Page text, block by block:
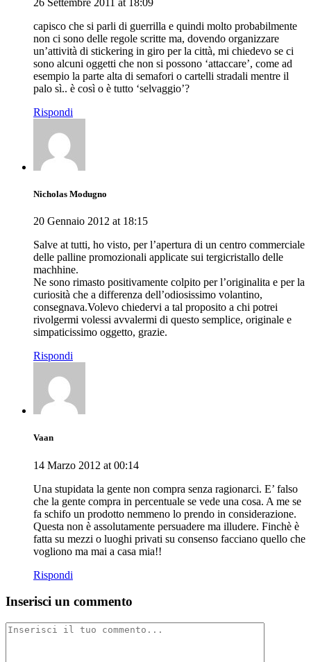
capisco che si parli di guerrilla e quindi molto probabilmente
non ci sono delle regole scritte ma, dovendo organizzare
un’attività di stickering in giro per la città, mi chiedevo se ci
sono alcuni oggetti che non si possono ‘attaccare’, come ad
esempio la parte alta di semafori o cartelli stradali mentre il
palo sì.. è così o è tutto ‘selvaggio’?
Rispondi
Nicholas Modugno
20 Gennaio 2012 at 18:15
Salve at tutti, ho visto, per l’apertura di un centro commerciale
delle palline promozionali applicate sui tergicristallo delle
machhine.
Ne sono rimasto positivamente colpito per l’originalita e per la
curiosità che a differenza dell’odiosissimo volantino,
consegnava.Volevo chiedervi a tal proposito a chi potrei
rivolgermi volessi avvalermi di questo semplice, originale e
simpaticissimo oggetto, grazie.
Rispondi
Vaan
14 Marzo 2012 at 00:14
Una stupidata la gente non compra senza ragionarci. E’ falso
che la gente compra in percentuale se vede una cosa. A me se
fa schifo un prodotto nemmeno lo prendo in considerazione.
Questa non è assolutamente persuadere ma illudere. Finchè è
fatta su mezzi o luoghi privati su consenso facciano quello che
vogliono ma mai a casa mia!!
Rispondi
Inserisci un commento